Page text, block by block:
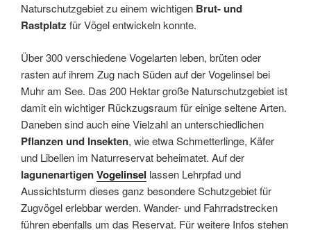
Naturschutzgebiet zu einem wichtigen Brut- und
Rastplatz für Vögel entwickeln konnte.
Über 300 verschiedene Vogelarten leben, brüten oder
rasten auf ihrem Zug nach Süden auf der Vogelinsel bei
Muhr am See. Das 200 Hektar große Naturschutzgebiet ist
damit ein wichtiger Rückzugsraum für einige seltene Arten.
Daneben sind auch eine Vielzahl an unterschiedlichen
Pflanzen und Insekten, wie etwa Schmetterlinge, Käfer
und Libellen im Naturreservat beheimatet. Auf der
lagunenartigenVogelinsel lassen Lehrpfad und
Aussichtsturm dieses ganz besondere Schutzgebiet für
Zugvögel erlebbar werden. Wander- und Fahrradstrecken
führen ebenfalls um das Reservat. Für weitere Infos stehen